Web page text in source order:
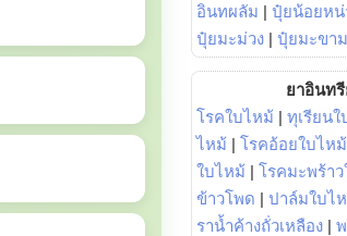
อินทผลัม | ปุ๋ยน้อยหน่
ปุ๋ยมะม่วง | ปุ๋ยมะขาม
ยาอินท
โรคใบไหม้ | ทุเรียน
ไหม้ | โรคอ้อยใบไหม้
ใบไหม้ | โรคมะพร้า
ข้าวโพด | ปาล์มใบไ
ราน้ำค้างถั่วเหลือง |